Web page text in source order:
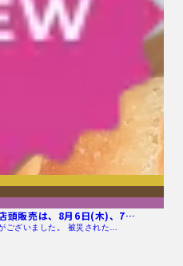
頭販売は、8月6日(木)、7…
ございました。 被災された…